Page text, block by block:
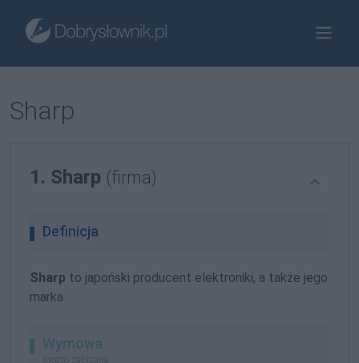
Sharp
1. Sharp (firma)
Definicja
Sharp to japoński producent elektroniki, a także jego
marka
Wymowa
prosto zapisana